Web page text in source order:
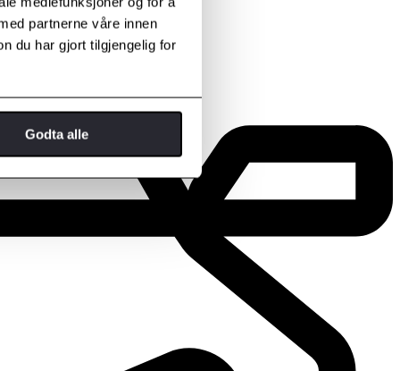
partnerne våre innen
du har gjort tilgjengelig for
Godta alle